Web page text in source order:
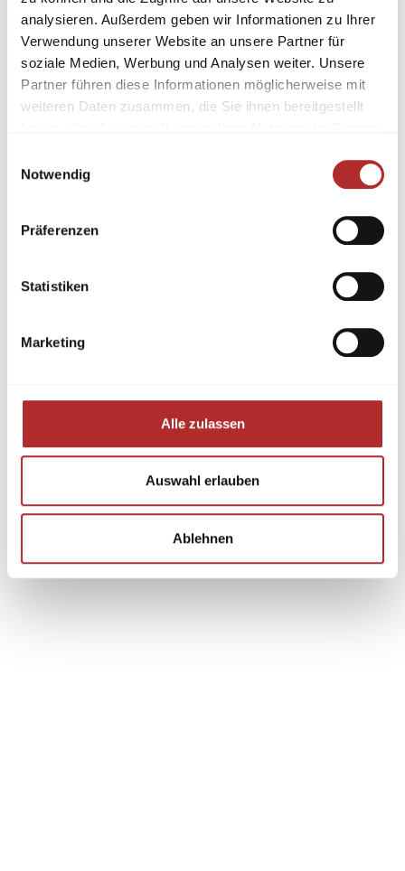
analysieren. Außerdem geben wir Informationen zu Ihrer
Verwendung unserer Website an unsere Partner für
soziale Medien, Werbung und Analysen weiter. Unsere
Partner führen diese Informationen möglicherweise mit
weiteren Daten zusammen, die Sie ihnen bereitgestellt
Notwendig
Präferenzen
Statistiken
Marketing
Alle zulassen
Auswahl erlauben
Ablehnen